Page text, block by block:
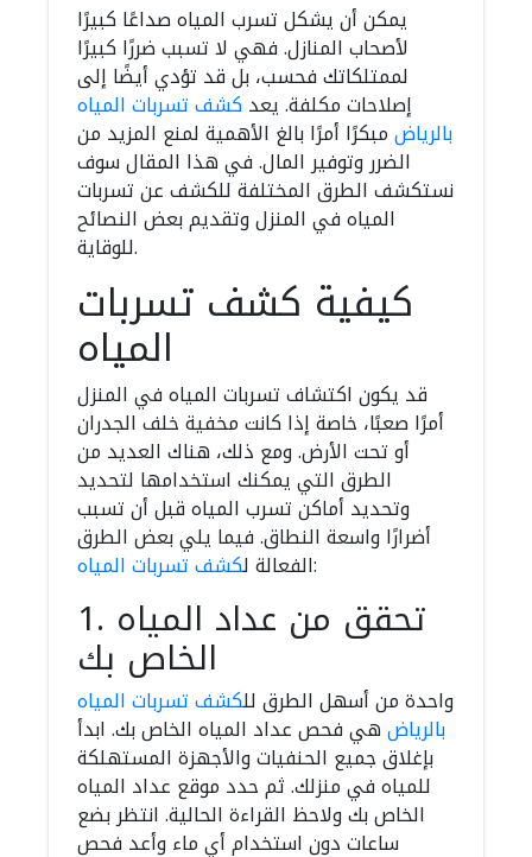
يمكن أن يشكل تسرب المياه صداعًا كبيرًا
لأصحاب المنازل. فهي لا تسبب ضررًا كبيرًا
لممتلكاتك فحسب، بل قد تؤدي أيضًا إلى
إصلاحات مكلفة. يعدكشف تسربات المياه
بالرياضمبكرًا أمرًا بالغ الأهمية لمنع المزيد من
الضرر وتوفير المال. في هذا المقال سوف
نستكشف الطرق المختلفة للكشف عن تسربات
المياه في المنزل وتقديم بعض النصائح
للوقاية.
كيفية كشف تسربات
المياه
قد يكون اكتشاف تسربات المياه في المنزل
أمرًا صعبًا، خاصة إذا كانت مخفية خلف الجدران
أو تحت الأرض. ومع ذلك، هناك العديد من
الطرق التي يمكنك استخدامها لتحديد
وتحديد أماكن تسرب المياه قبل أن تسبب
أضرارًا واسعة النطاق. فيما يلي بعض الطرق
الفعالة لكشف تسربات المياه :
1. تحقق من عداد المياه
الخاص بك
واحدة من أسهل الطرق للكشف تسربات المياه
بالرياضهي فحص عداد المياه الخاص بك. ابدأ
بإغلاق جميع الحنفيات والأجهزة المستهلكة
للمياه في منزلك. ثم حدد موقع عداد المياه
الخاص بك ولاحظ القراءة الحالية. انتظر بضع
ساعات دون استخدام أي ماء وأعد فحص